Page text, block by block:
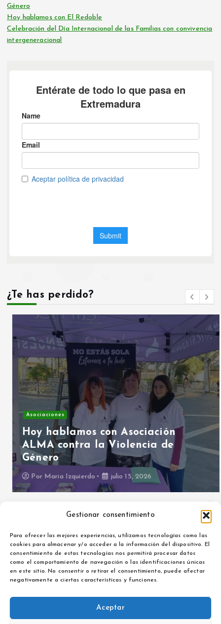
Gestionar consentimiento
Para ofrecer las mejores experiencias, utilizamos tecnologías como las
cookies para almacenar y/o acceder a la información del dispositivo. El
consentimiento de estas tecnologías nos permitirá procesar datos
como el comportamiento de navegación o las identificaciones únicas
en este sitio. No consentir o retirar el consentimiento, puede afectar
negativamente a ciertas características y funciones.
Aceptar
Género
Hoy hablamos con El Redoble
Celebración del Día Internacional de las Familias con convivencia
intergeneracional
¿Te has perdido?
Asociaciones
Hoy hablamos con Asociación
ALMA contra la Violencia de
Género
PorMaria Izquierdo julio 15, 2026
Aviso legal
Política de privacidad